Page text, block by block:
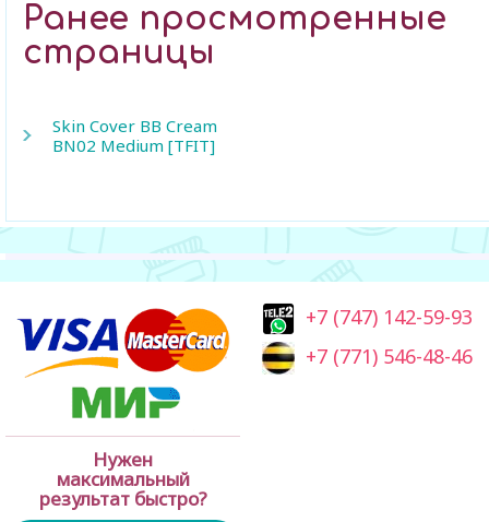
Ранее просмотренные
страницы
Skin Cover BB Cream
BN02 Medium [TFIT]
Нужен
максимальный
результат быстро?
+7 (747) 142-59-93
+7 (771) 546-48-46